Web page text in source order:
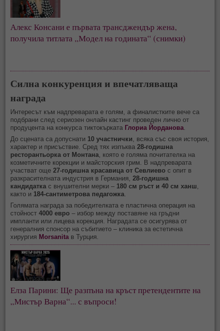
Алекс Консани е първата трансджендър жена,
получила титлата „Модел на годината“ (снимки)
Силна конкуренция и впечатляваща
награда
Интересът към надпреварата е голям, а финалистките вече са
подбрани след сериозен онлайн кастинг проведен лично от
продуцента на конкурса тиктокърката Глориа Йорданова.
До сцената са допуснати 10 участнички, всяка със своя история,
характер и присъствие. Сред тях изпъква28-годишна
ресторантьорка от Монтана, която е голяма почитателка на
козметичните корекции и майсторския грим. В надпреварата
участват още27-годишна красавица от Севлиево с опит в
разкрасителната индустрия в Германия,28-годишна
кандидатка с внушителни мерки – 180 см ръст и 40 см ханш,
както и 184-сантиметрова педагожка.
Голямата награда за победителката е пластична операция на
стойност4000 евро – избор между поставяне на гръдни
импланти или лицева корекция. Наградата се осигурява от
генералния спонсор на събитието – клиника за естетична
хирургия Morsanita в Турция.
Елза Парини: Ще разпъна на кръст претендентите на
„Мистър Варна“... с въпроси!